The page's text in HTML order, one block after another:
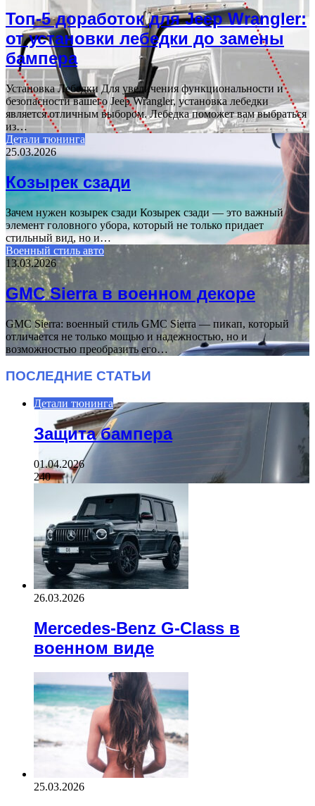
Топ-5 доработок для Jeep Wrangler:
от установки лебедки до замены
бампера
Установка Лебедки Для увеличения функциональности и
безопасности вашего Jeep Wrangler, установка лебедки
является отличным выбором. Лебедка поможет вам выбраться
из…
Детали тюнинга
25.03.2026
Козырек сзади
Зачем нужен козырек сзади Козырек сзади — это важный
элемент головного убора, который не только придает
стильный вид, но и…
Военный стиль авто
13.03.2026
GMC Sierra в военном декоре
GMC Sierra: военный стиль GMC Sierra — пикап, который
отличается не только мощью и надежностью, но и
возможностью преобразить его…
ПОСЛЕДНИЕ СТАТЬИ
Детали тюнинга
Защита бампера
01.04.2026
240
26.03.2026
Mercedes-Benz G-Class в
военном виде
25.03.2026